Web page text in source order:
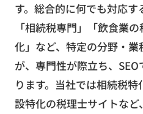
す。総合的に何でも対応す
「相続税専門」「飲食業
化」など、特定の分野・
が、専門性が際立ち、
ります。当社では相続税
設特化の税理士サイトな